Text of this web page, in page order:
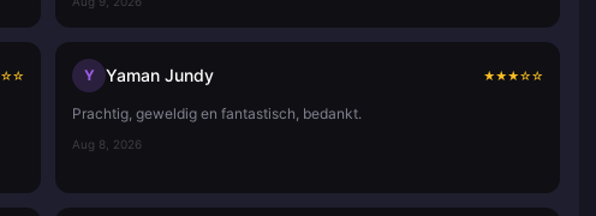
☆☆ Y Yaman Jundy ★★★☆☆
Prachtig, geweldig en fantastisch, bedankt.
Aug 8, 2026